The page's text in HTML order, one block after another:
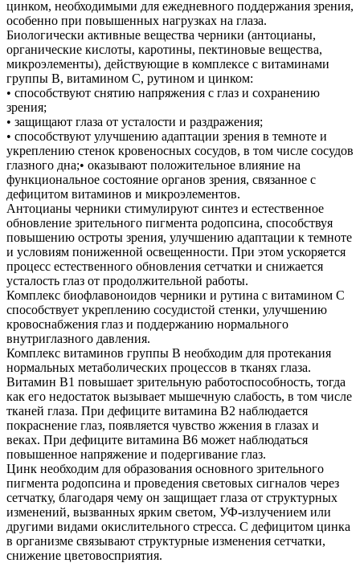
цинком, необходимыми для ежедневного поддержания зрения,
особенно при повышенных нагрузках на глаза.
Биологически активные вещества черники (антоцианы,
органические кислоты, каротины, пектиновые вещества,
микроэлементы), действующие в комплексе с витаминами
группы В, витамином С, рутином и цинком:
• способствуют снятию напряжения с глаз и сохранению
зрения;
• защищают глаза от усталости и раздражения;
• способствуют улучшению адаптации зрения в темноте и
укреплению стенок кровеносных сосудов, в том числе сосудов
глазного дна;• оказывают положительное влияние на
функциональное состояние органов зрения, связанное с
дефицитом витаминов и микроэлементов.
Антоцианы черники стимулируют синтез и естественное
обновление зрительного пигмента родопсина, способствуя
повышению остроты зрения, улучшению адаптации к темноте
и условиям пониженной освещенности. При этом ускоряется
процесс естественного обновления сетчатки и снижается
усталость глаз от продолжительной работы.
Комплекс биофлавоноидов черники и рутина с витамином C
способствует укреплению сосудистой стенки, улучшению
кровоснабжения глаз и поддержанию нормального
внутриглазного давления.
Комплекс витаминов группы B необходим для протекания
нормальных метаболических процессов в тканях глаза.
Витамин B1 повышает зрительную работоспособность, тогда
как его недостаток вызывает мышечную слабость, в том числе
тканей глаза. При дефиците витамина B2 наблюдается
покраснение глаз, появляется чувство жжения в глазах и
веках. При дефиците витамина B6 может наблюдаться
повышенное напряжение и подергивание глаз.
Цинк необходим для образования основного зрительного
пигмента родопсина и проведения световых сигналов через
сетчатку, благодаря чему он защищает глаза от структурных
изменений, вызванных ярким светом, УФ-излучением или
другими видами окислительного стресса. С дефицитом цинка
в организме связывают структурные изменения сетчатки,
снижение цветовосприятия.